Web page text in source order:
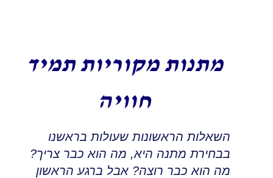
מתנות מקוריות תמיד
חוויה
השאלות הראשונות שעולות בראשנו
בבחירת מתנה היא, מה הוא כבר צריך?
מה הוא כבר רוצה? אבל ברגע הראשון